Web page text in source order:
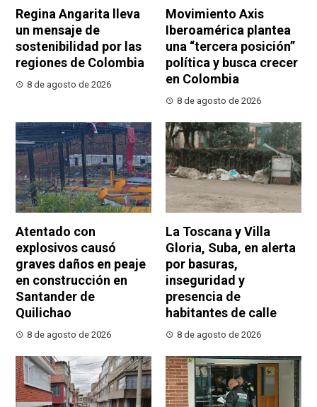
Regina Angarita lleva
un mensaje de
sostenibilidad por las
regiones de Colombia
8 de agosto de 2026
Movimiento Axis
Iberoamérica plantea
una “tercera posición”
política y busca crecer
en Colombia
8 de agosto de 2026
Atentado con
explosivos causó
graves daños en peaje
en construcción en
Santander de
Quilichao
8 de agosto de 2026
La Toscana y Villa
Gloria, Suba, en alerta
por basuras,
inseguridad y
presencia de
habitantes de calle
8 de agosto de 2026